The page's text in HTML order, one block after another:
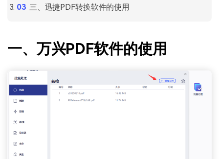
三、迅捷PDF转换软件的使用
一、万兴PDF软件的使用